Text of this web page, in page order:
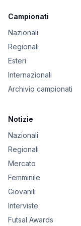
Campionati
Nazionali
Regionali
Esteri
Internazionali
Archivio campionati
Notizie
Nazionali
Regionali
Mercato
Femminile
Giovanili
Interviste
Futsal Awards